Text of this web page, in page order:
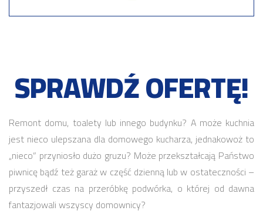
SPRAWDŹ OFERTĘ!
Remont domu, toalety lub innego budynku? A może kuchnia
jest nieco ulepszana dla domowego kucharza, jednakowoż to
„nieco” przyniosło dużo gruzu? Może przekształcają Państwo
piwnicę bądź też garaż w część dzienną lub w ostateczności –
przyszedł czas na przeróbkę podwórka, o której od dawna
fantazjowali wszyscy domownicy?